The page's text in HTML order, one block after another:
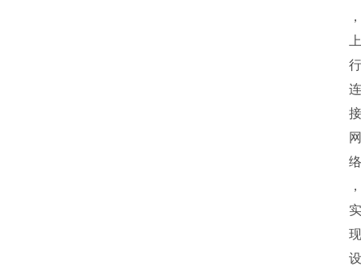
，
上
行
连
接
网
络
，
实
现
设